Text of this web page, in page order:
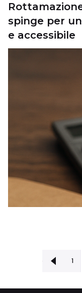
spinge per
e accessibile
1